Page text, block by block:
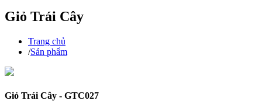
Giỏ Trái Cây
Trang chủ
/Sản phẩm
Giỏ Trái Cây - GTC027